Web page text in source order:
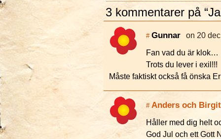
3 kommentarer på
# Gunnar on 20
Fan vad du är klok…
Trots du lever i exil!!!
Måste faktiskt också få önska
# Anders och
Håller med dig helt
God Jul och ett Gott